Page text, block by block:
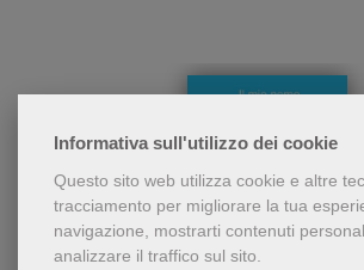
Informativa sull'utilizzo dei cookie
Questo sito web utilizza cookie e altre
tracciamento per migliorare la tua
navigazione, mostrarti contenuti
analizzare il traffico sul sito.